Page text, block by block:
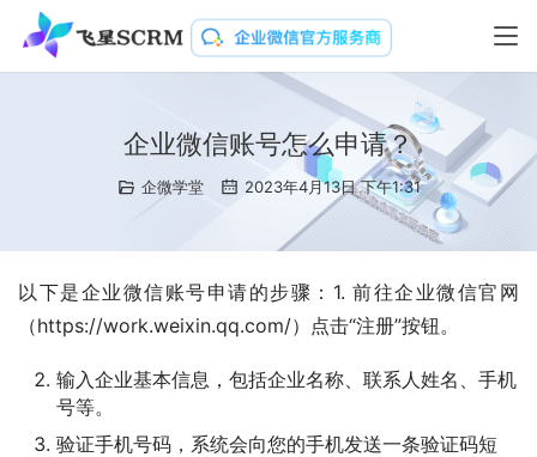
企业微信账号怎么申请？
企微学堂 2023年4月13日 下午1:31
以下是企业微信账号申请的步骤：1. 前往企业微信官网
（https://work.weixin.qq.com/）点击“注册”按钮。
输入企业基本信息，包括企业名称、联系人姓名、手机
号等。
验证手机号码，系统会向您的手机发送一条验证码短